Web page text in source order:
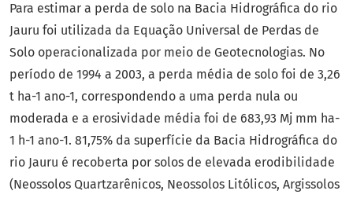
Para estimar a perda de solo na Bacia Hidrográfica do rio
Jauru foi utilizada da Equação Universal de Perdas de
Solo operacionalizada por meio de Geotecnologias. No
período de 1994 a 2003, a perda média de solo foi de 3,26
t ha-1 ano-1, correspondendo a uma perda nula ou
moderada e a erosividade média foi de 683,93 Mj mm ha-
1 h-1 ano-1. 81,75% da superfície da Bacia Hidrográfica do
rio Jauru é recoberta por solos de elevada erodibilidade
(Neossolos Quartzarênicos, Neossolos Litólicos, Argissolos